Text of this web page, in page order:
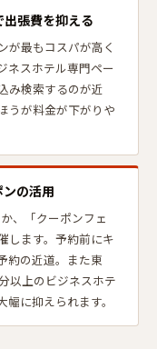
張費を抑える
が最もコスパが高く
ネスホテル専門ペー
み検索するのが近
うが料金が下がりや
の活用
、「クーポンフェ
します。予約前にキ
約の近道。また東
以上のビジネスホテ
に抑えられます。